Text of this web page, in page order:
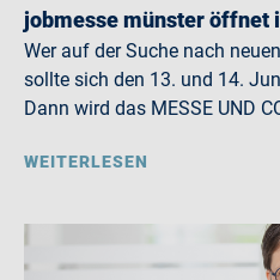
jobmesse münster öffnet
Wer auf der Suche nach
sollte sich den 13. und 14.
Dann wird das MESSE UND
WEITERLESEN